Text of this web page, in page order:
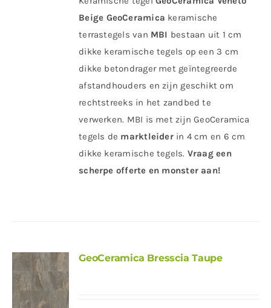
Beige GeoCeramica keramische
terrastegels van MBI bestaan uit 1 cm
dikke keramische tegels op een 3 cm
dikke betondrager met geïntegreerde
afstandhouders en zijn geschikt om
rechtstreeks in het zandbed te
verwerken. MBI is met zijn GeoCeramica
tegels de marktleiderin 4 cm en 6 cm
dikke keramische tegels. Vraag een
scherpe offerte en monster aan!
GeoCeramica Bresscia Taupe